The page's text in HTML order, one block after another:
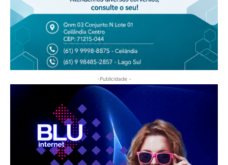
-Publicidade -